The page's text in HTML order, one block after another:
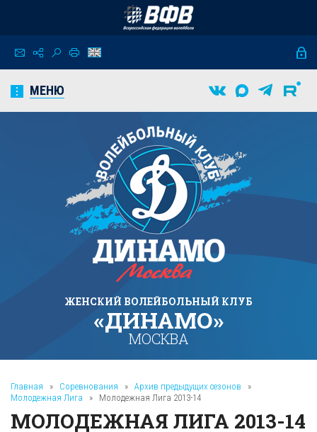
МЕНЮ
ЖЕНСКИЙ ВОЛЕЙБОЛЬНЫЙ КЛУБ
«ДИНАМО»
МОСКВА
Главная » Соревнования » Архив предыдущих сезонов
»
Молодежная Лига
» Молодежная Лига 2013-14
МОЛОДЕЖНАЯ ЛИГА 2013-14